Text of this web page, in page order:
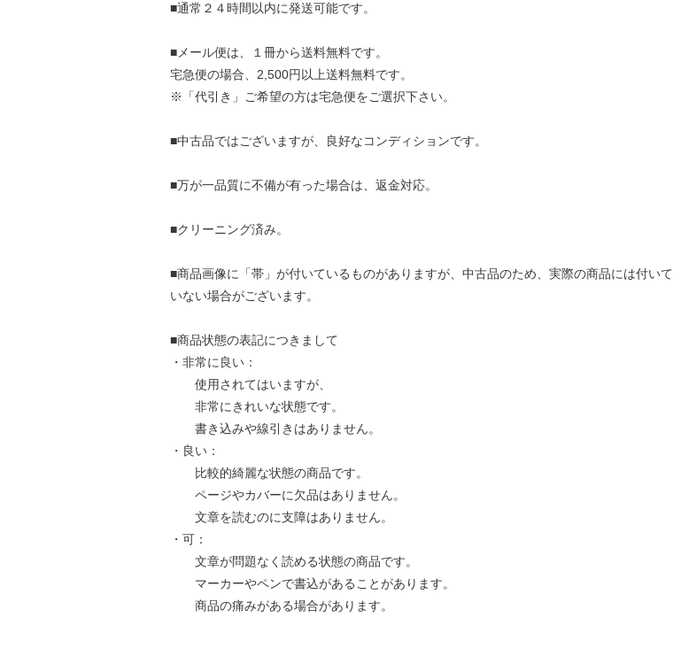
■通常２４時間以内に発送可能です。
■メール便は、１冊から送料無料です。
宅急便の場合、2,500円以上送料無料です。
※「代引き」ご希望の方は宅急便をご選択下さい。
■中古品ではございますが、良好なコンディションです。
■万が一品質に不備が有った場合は、返金対応。
■クリーニング済み。
■商品画像に「帯」が付いているものがありますが、中古品のため、実際の商品には付いて
いない場合がございます。
■商品状態の表記につきまして
・非常に良い：
使用されてはいますが、
非常にきれいな状態です。
書き込みや線引きはありません。
・良い：
比較的綺麗な状態の商品です。
ページやカバーに欠品はありません。
文章を読むのに支障はありません。
・可：
文章が問題なく読める状態の商品です。
マーカーやペンで書込があることがあります。
商品の痛みがある場合があります。